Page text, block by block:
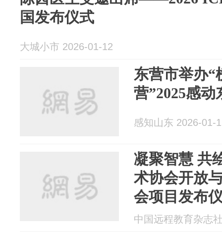
国发布仪式
大城小市 2026-01-12
东营市举办“榜
营”2025感
感知山东 2026-01-
凝聚智慧 共
术协会开放
会项目发布
功举办
中国远程教育杂志